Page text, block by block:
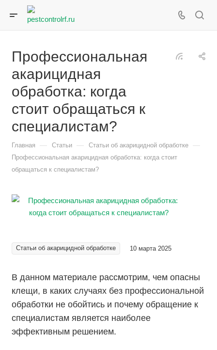
Профессиональная
акарицидная
обработка: когда
стоит обращаться к
специалистам?
Главная — Статьи — Статьи об акарицидной обработке —
Профессиональная акарицидная обработка: когда стоит
обращаться к специалистам?
Статьи об акарицидной обработке 10 марта 2025
В данном материале рассмотрим, чем опасны
клещи, в каких случаях без профессиональной
обработки не обойтись и почему обращение к
специалистам является наиболее
эффективным решением.